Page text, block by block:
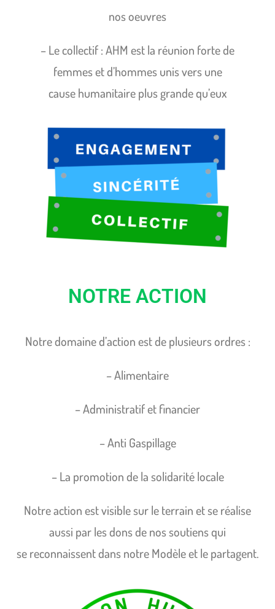
nos oeuvres
– Le collectif : AHM est la réunion forte de
femmes et d’hommes unis vers une
causehumanitaire plus grande qu’eux
NOTRE ACTION
Notre domaine d’action est de plusieurs ordres :
– Alimentaire
– Administratif et financier
– Anti Gaspillage
– La promotion de la solidarité locale
Notre action est visible sur le terrain et se réalise
aussi par les dons de nos soutiens qui
sereconnaissent dans notre Modèle et le partagent.